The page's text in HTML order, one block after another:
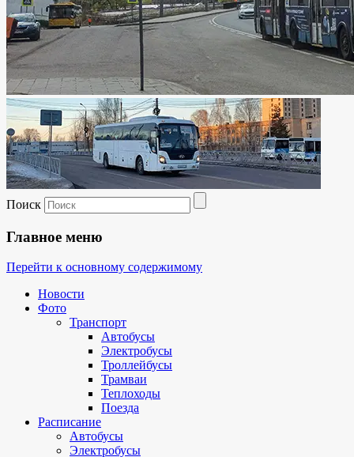
Поиск
Главное меню
Перейти к основному содержимому
Новости
Фото
Транспорт
Автобусы
Электробусы
Троллейбусы
Трамваи
Теплоходы
Поезда
Расписание
Автобусы
Электробусы